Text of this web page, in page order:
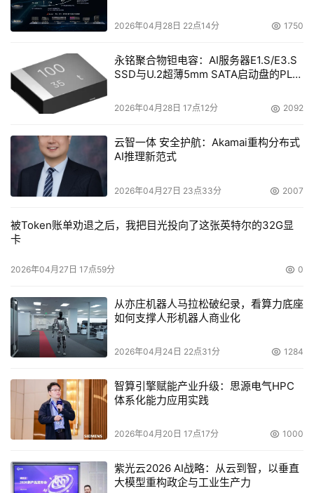
（5）商业界：风险评估的实践者。除了学术界，在美国，
极开展商业性质的风险评估服务，而且投入研究经费，开发
专门用于风险评估的专用工具，比如：美国CSCI公司开发
的RiskPAC在进行定性和定量风险评估上特色突出；美国
评估和风险管理，市场占有率极高；美国XACTA开发的产
品主要依据NIACAP、DITSCAP进行C&A过程，在市场上较
有影响。
2.欧洲：不甘落后，重在预防
欧洲在信息化方面的优势不如美国，但作为多个老牌大国的
是在充分利用美国引导的科技创新成果的基础上，加强预
防。欧陆诸国在风险管理上一直探索走一条不同于美国的道
路。"趋利避害"一直是欧洲各国在信息化进程中防范安全风
险的共同策略。
2001年至2003年，欧盟投资，四个欧洲国家（德国、希
腊、英国、挪威）的11个机构历时3年时间，完成了安全关
键系统的风险分析平台项目CORAS。该项目使用UML建模
一个基于模型的风险评估方法。一期项目完成之后，欧盟继
续投资为期三年的二期项目COMA，预计2007年完成。从
2026年04月28日 22点14分 1750
永铭聚合物钽电容：AI服务器E1.S/E3.S
SSD与U.2超薄5mm SATA启动盘的PLP
2026年04月28日 17点12分 2092
云智一体 安全护航：Akamai重构分布式
AI推理新范式
2026年04月27日 23点33分 2007
被Token账单劝退之后，我把目光投向了这张英特尔的32G显
卡
2026年04月27日 17点59分 0
从亦庄机器人马拉松破纪录，看算力底座
如何支撑人形机器人商业化
2026年04月24日 22点31分 1284
智算引擎赋能产业升级：思源电气HPC
体系化能力应用实践
2026年04月20日 17点17分 1000
紫光云2026 AI战略：从云到智，以垂直
大模型重构政企与工业生产力